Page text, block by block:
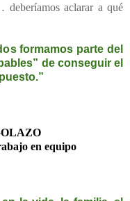
aclarar a qué
formamos parte del
de conseguir el
en equipo